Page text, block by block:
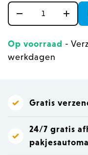
Op voorraad -
werkdagen
Gratis
24/7 gratis